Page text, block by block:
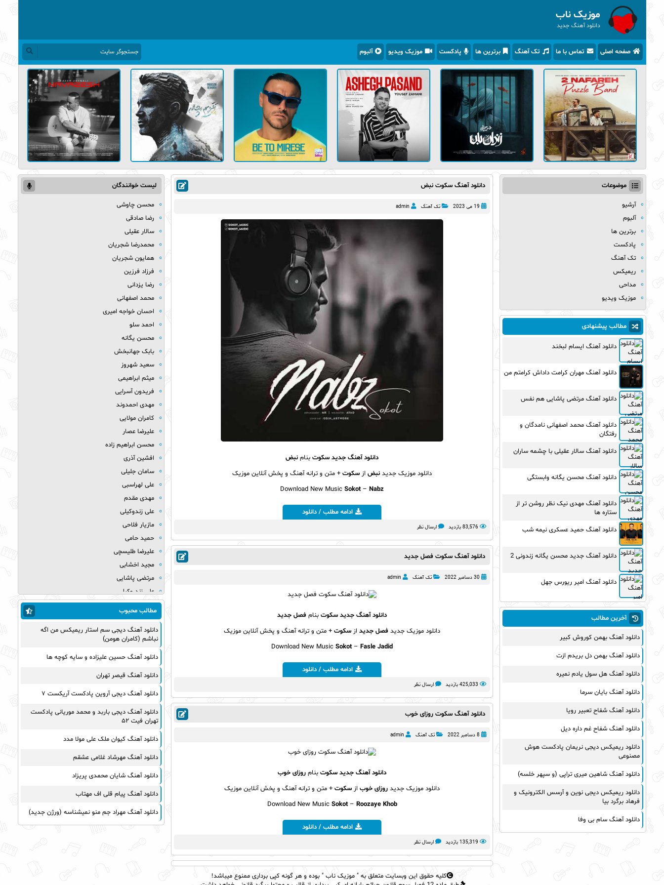
موزیک ناب
دانلود آهنگ جدید
صفحه اصلی تماس با ما تک آهنگ برترین ها پادکست موزیک ویدیو آلبوم
دانلود آهنگ سکوت نبض
19 می 2023 تک آهنگ admin
دانلود آهنگ جدید سکوت بنام نبض
دانلود موزیک جدید نبض از سکوت + متن و ترانه آهنگ و پخش آنلاین موزیک
Download New Music Sokot– Nabz
ادامه مطلب / دانلود
83,576 بازدید ارسال نظر
دانلود آهنگ سکوت فصل جدید
30 دسامبر 2022 تک آهنگ admin
دانلود آهنگ جدید سکوت بنام فصل جدید
دانلود موزیک جدید فصل جدید از سکوت + متن و ترانه آهنگ و پخش آنلاین موزیک
Download New Music Sokot– Fasle Jadid
ادامه مطلب / دانلود
425,033 بازدید ارسال نظر
دانلود آهنگ سکوت روزای خوب
8 دسامبر 2022 تک آهنگ admin
دانلود آهنگ جدید سکوت بنام روزای خوب
دانلود موزیک جدید روزای خوب از سکوت + متن و ترانه آهنگ و پخش آنلاین موزیک
Download New Music Sokot– Roozaye Khob
ادامه مطلب / دانلود
135,319 بازدید ارسال نظر
موضوعات
آرشیو
آلبوم
برترین ها
پادکست
تک آهنگ
ریمیکس
مداحی
موزیک ویدیو
مطالب پیشنهادی
دانلود آهنگ ایسام لبخند
دانلود آهنگ مهران کرامت داداش کرامتم من
دانلود آهنگ مرتضی پاشایی هم نفس
دانلود آهنگ محمد اصفهانی نامدگان و
رفتگان
دانلود آهنگ سالار عقیلی با چشمه ساران
دانلود آهنگ محسن یگانه وابستگی
دانلود آهنگ مهدی نیک نظر روشن تر از
ستاره ها
دانلود آهنگ حمید عسکری نیمه شب
دانلود آهنگ جدید محسن یگانه زندونی 2
دانلود آهنگ امیر ریورس جهل
آخرین مطالب
دانلود آهنگ بهمن کوروش کبیر
دانلود آهنگ بهمن دل بریدم ازت
دانلود آهنگ هل سول یادم نمیره
دانلود آهنگ بایان سرما
دانلود آهنگ شفاح تعبیر رویا
دانلود آهنگ شفاح غم داره دیل
دانلود ریمیکس دیجی نریمان پادکست هوش
مصنوعی
دانلود آهنگ شاهین میری تراپی (و سپهر خلسه)
دانلود ریمیکس دیجی نوین و آرسس الکترونیک و
فرهاد برگرد بیا
دانلود آهنگ سام بی وفا
لیست خوانندگان
محسن چاوشی
رضا صادقی
سالار عقیلی
محمدرضا شجریان
همایون شجریان
فرزاد فرزین
رضا یزدانی
محمد اصفهانی
احسان خواجه امیری
احمد سلو
محسن یگانه
بابک جهانبخش
سعید شهروز
میثم ابراهیمی
فریدون آسرایی
مهدی احمدوند
کامران مولایی
علیرضا عصار
محسن ابراهیم زاده
افشین آذری
سامان جلیلی
علی لهراسبی
مهدی مقدم
علی زندوکیلی
مازیار فلاحی
حمید حامی
علیرضا طلیسچی
مجید اخشابی
مرتضی پاشایی
علی زند وکیلی
میلاد بابایی
مهدی یراحی
روزبه نعمت الهی
عماد طالب زاده
علی عبدالمالکی
یوسف زمانی
زانیار خسروی
امیر عظیمی
پرواز همای
بهنام علمشاهی
سینا سرلک
قاسم افشار
شهاب مظفری
پیوند
مطالب محبوب
دانلود آهنگ دیجی سم استار ریمیکس من اگه
نباشم (کامران هومن)
دانلود آهنگ حسین علیزاده و سایه کوچه ها
دانلود آهنگ قیصر تهران
دانلود آهنگ دیجی آروین پادکست آریکست ۷
دانلود آهنگ دیجی باربد و محمد موریانی پادکست
تهران فیت ۵۲
دانلود آهنگ کیوان ملک علی مولا مدد
دانلود آهنگ مهرشاد غلامی عشقم
دانلود آهنگ شایان محمدی پریزاد
دانلود آهنگ پیام قلی اف مهتاب
دانلود آهنگ مهراد جم منو نمیشناسه (ورژن جدید)
کلیه حقوق این وبسایت متعلق به "موزیک ناب " بوده و هر گونه کپی برداری ممنوع میباشد!